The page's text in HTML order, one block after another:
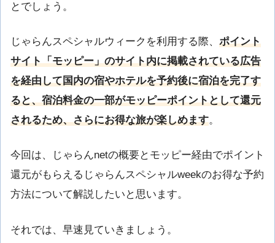
とでしょう。
じゃらんスペシャルウィークを利用する際、 ポイント
サイト「モッピー」のサイト内に掲載されている広告
を経由して国内の宿やホテルを予約後に宿泊を完了す
ると、宿泊料金の一部がモッピーポイントとして還元
されるため、さらにお得な旅が楽しめます。
今回は、じゃらんnetの概要とモッピー経由でポイント
還元がもらえるじゃらんスペシャルweekのお得な予約
方法について解説したいと思います。
それでは、早速見ていきましょう。